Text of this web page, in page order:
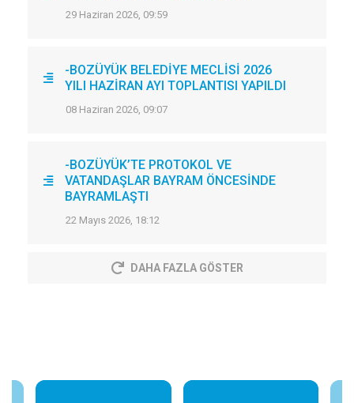
29 Haziran 2026, 09:59
-BOZÜYÜK BELEDİYE MECLİSİ 2026
YILI HAZİRAN AYI TOPLANTISI YAPILDI
08 Haziran 2026, 09:07
-BOZÜYÜK’TE PROTOKOL VE
VATANDAŞLAR BAYRAM ÖNCESİNDE
BAYRAMLAŞTI
22 Mayıs 2026, 18:12
DAHA FAZLA GÖSTER